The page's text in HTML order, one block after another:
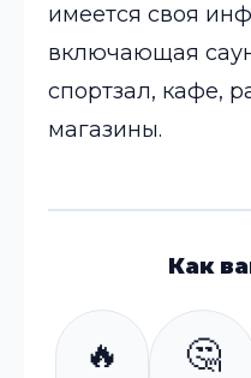
имеется своя
включающая
спортзал, кафе,
магазины.
Как
🔥 🤔